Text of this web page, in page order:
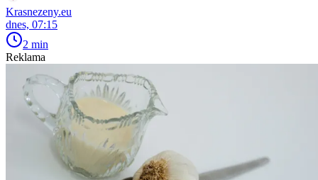
Krasnezeny.eu
dnes, 07:15
2 min
Reklama